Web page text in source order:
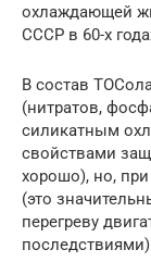
охлаждающей
СССР в 60-х
В состав
(нитратов,
силикатным
свойствами
хорошо), но,
(это
перегреву